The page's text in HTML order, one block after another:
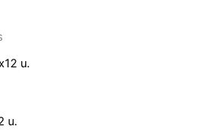
u.